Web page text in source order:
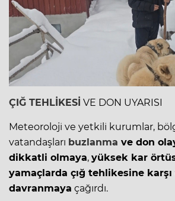
ÇIĞ TEHLİKESİ VE DON UYARISI
Meteoroloji ve yetkili kurumlar,
vatandaşları buzlanma ve don
dikkatli olmaya, yüksek kar
yamaçlarda çığ tehlikesine
davranmaya çağırdı.